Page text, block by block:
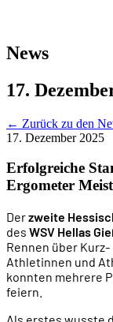
News
17.
← Zurück zu den
17. Dezember 2025
Erfolgreiche
Ergometer
Derzweite
des WSV Hellas
Rennen über
Athletinnen und
konnten mehrere
feiern.